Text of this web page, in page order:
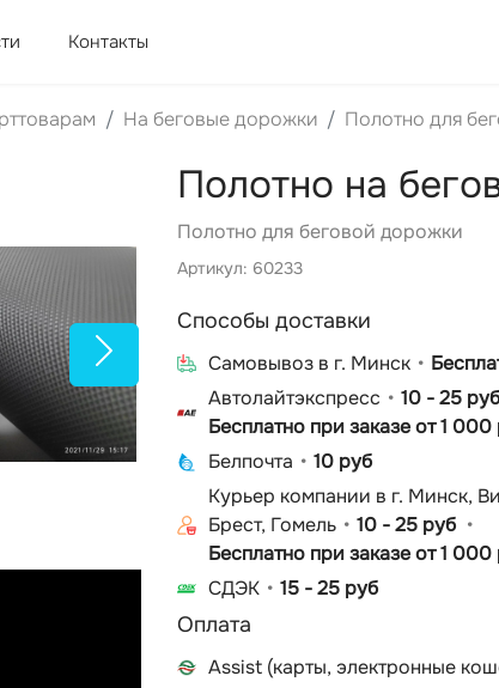
Контакты
На беговые дорожки Полотно для
Полотно на
Полотно для беговой дорожки
Артикул: 60233
Способы доставки
Cамовывоз в г. Минск
Автолайтэкспресс
10 - 25 руб
Бесплатно при заказе от 1 000
Белпочта
10 руб
Курьер компании в г. Минск,
Брест, Гомель
10 - 25 руб
Бесплатно при заказе от 1 000
СДЭК
15 - 25 руб
Оплата
Assist (карты, электронные